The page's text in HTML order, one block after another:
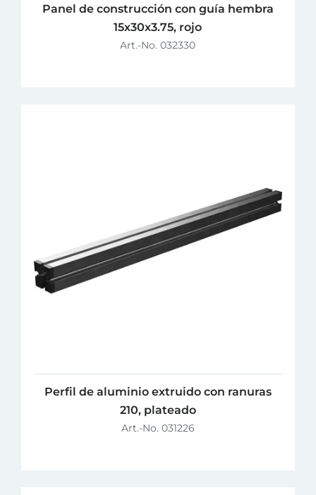
Panel de construcción con guía hembra
15x30x3.75, rojo
Art.-No. 032330
Perfil de aluminio extruido con ranuras
210, plateado
Art.-No. 031226